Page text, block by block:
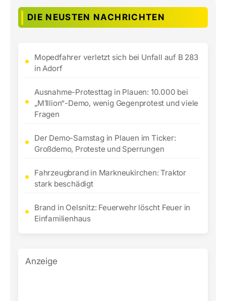
DIE NEUSTEN NACHRICHTEN
Mopedfahrer verletzt sich bei Unfall auf B 283
in Adorf
Ausnahme-Protesttag in Plauen: 10.000 bei
„M1llion“-Demo, wenig Gegenprotest und viele
Fragen
Der Demo-Samstag in Plauen im Ticker:
Großdemo, Proteste und Sperrungen
Fahrzeugbrand in Markneukirchen: Traktor
stark beschädigt
Brand in Oelsnitz: Feuerwehr löscht Feuer in
Einfamilienhaus
Anzeige